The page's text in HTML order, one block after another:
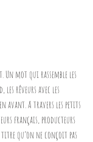
Un mot qui rassemble les
les rêveurs avec les
avant. A travers les petits
français, producteurs
titre qu’on ne conçoit pas